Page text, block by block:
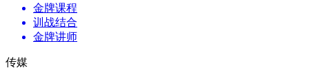
金牌课程
训战结合
金牌讲师
传媒